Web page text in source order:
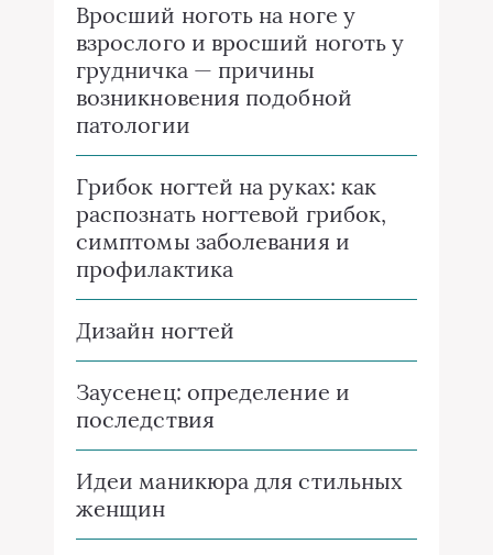
Вросший ноготь на ноге у
взрослого и вросший ноготь у
грудничка — причины
возникновения подобной
патологии
Грибок ногтей на руках: как
распознать ногтевой грибок,
симптомы заболевания и
профилактика
Дизайн ногтей
Заусенец: определение и
последствия
Идеи маникюра для стильных
женщин